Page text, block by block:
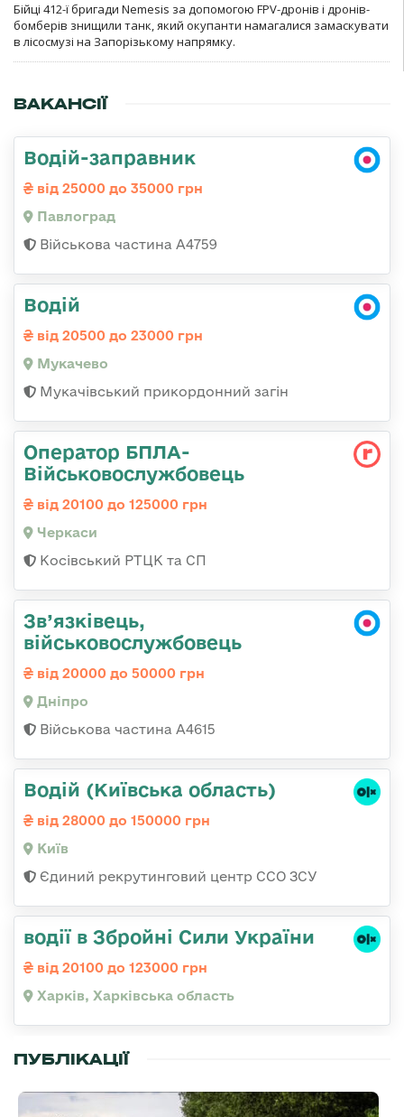
Бійці 412-ї бригади Nemesis за допомогою FPV-дронів і дронів-
бомберів знищили танк, який окупанти намагалися замаскувати
в лісосмузі на Запорізькому напрямку.
ВАКАНСІЇ
Водій-заправник
від 25000 до 35000 грн
Павлоград
Військова частина А4759
Водій
від 20500 до 23000 грн
Мукачево
Мукачівський прикордонний загін
Оператор БПЛА-
Військовослужбовець
від 20100 до 125000 грн
Черкаси
Косівський РТЦК та СП
Зв’язківець,
військовослужбовець
від 20000 до 50000 грн
Дніпро
Військова частина А4615
Водій (Київська область)
від 28000 до 150000 грн
Київ
Єдиний рекрутинговий центр ССО ЗСУ
водії в Збройні Сили України
від 20100 до 123000 грн
Харків, Харківська область
ПУБЛІКАЦІЇ